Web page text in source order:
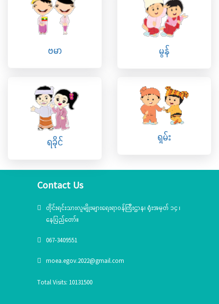
ဗမာ မွန်
ရခိုင် ရှမ်း
Contact Us
တိုင်းရင်းသားလူမျိုးများရေးရာဝန်ကြီးဌာန၊ ရုံးအမှတ် ၁၄ ၊
နေပြည်တော်။
067-3409551
moea.egov.2022@gmail.com
Total Visits: 10131500